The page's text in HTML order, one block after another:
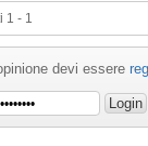
1 - 1
devi essere